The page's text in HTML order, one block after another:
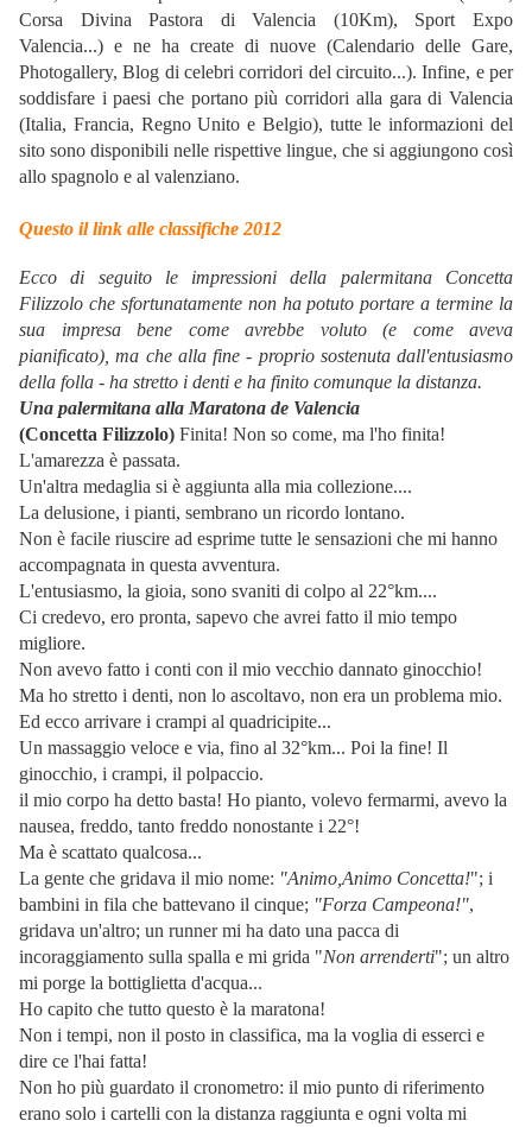
Corsa Divina Pastora di Valencia (10Km), Sport Expo
Valencia...) e ne ha create di nuove (Calendario delle Gare,
Photogallery, Blog di celebri corridori del circuito...). Infine, e per
soddisfare i paesi che portano più corridori alla gara di Valencia
(Italia, Francia, Regno Unito e Belgio), tutte le informazioni del
sito sono disponibili nelle rispettive lingue, che si aggiungono così
allo spagnolo e al valenziano.
Questo il link alle classifiche 2012
Ecco di seguito le impressioni della palermitana Concetta
Filizzolo che sfortunatamente non ha potuto portare a termine la
sua impresa bene come avrebbe voluto (e come aveva
pianificato), ma che alla fine - proprio sostenuta dall'entusiasmo
della folla - ha stretto i denti e ha finito comunque la distanza.
Una palermitana alla Maratona de Valencia
(Concetta Filizzolo) Finita! Non so come, ma l'ho finita!
L'amarezza è passata.
Un'altra medaglia si è aggiunta alla mia collezione....
La delusione, i pianti, sembrano un ricordo lontano.
Non è facile riuscire ad esprime tutte le sensazioni che mi hanno
accompagnata in questa avventura.
L'entusiasmo, la gioia, sono svaniti di colpo al 22°km....
Ci credevo, ero pronta, sapevo che avrei fatto il mio tempo
migliore.
Non avevo fatto i conti con il mio vecchio dannato ginocchio!
Ma ho stretto i denti, non lo ascoltavo, non era un problema mio.
Ed ecco arrivare i crampi al quadricipite...
Un massaggio veloce e via, fino al 32°km... Poi la fine! Il
ginocchio, i crampi, il polpaccio.
il mio corpo ha detto basta! Ho pianto, volevo fermarmi, avevo la
nausea, freddo, tanto freddo nonostante i 22°!
Ma è scattato qualcosa...
La gente che gridava il mio nome: "Animo,Animo Concetta!"; i
bambini in fila che battevano il cinque; "Forza Campeona!",
gridava un'altro; un runner mi ha dato una pacca di
incoraggiamento sulla spalla e mi grida "Non arrenderti"; un altro
mi porge la bottiglietta d'acqua...
Ho capito che tutto questo è la maratona!
Non i tempi, non il posto in classifica, ma la voglia di esserci e
dire ce l'hai fatta!
Non ho più guardato il cronometro: il mio punto di riferimento
erano solo i cartelli con la distanza raggiunta e ogni volta mi